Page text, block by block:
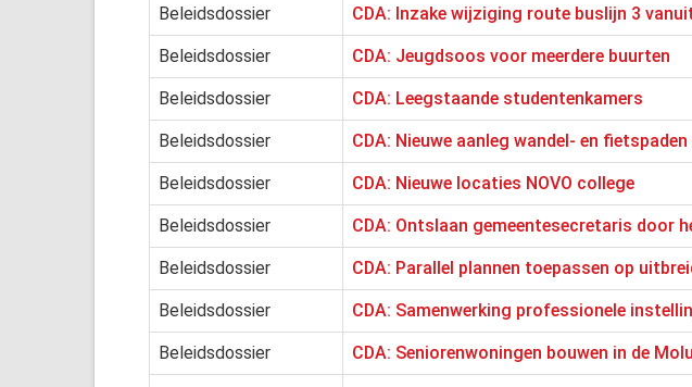
Beleidsdossier CDA: Inzake wijziging route buslijn 3
Beleidsdossier CDA: Jeugdsoos voor meerdere buurten
Beleidsdossier CDA: Leegstaande studentenkamers
Beleidsdossier CDA: Nieuwe aanleg wandel- en
Beleidsdossier CDA: Nieuwe locaties NOVO college
Beleidsdossier CDA: Ontslaan gemeentesecretaris door
Beleidsdossier CDA: Parallel plannen toepassen op
Beleidsdossier CDA: Samenwerking professionele
Beleidsdossier CDA: Seniorenwoningen bouwen in de